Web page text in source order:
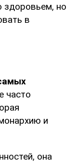
здоровьем, но
в
часто
и
она